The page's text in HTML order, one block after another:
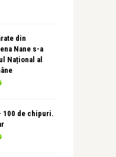
din
Nane s-a
Național al
100 de chipuri.